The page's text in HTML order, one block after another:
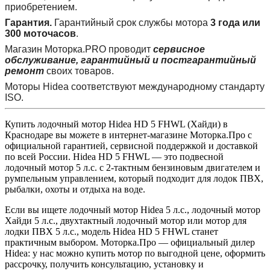
приобретением.
Гарантия. Гарантийный срок службы мотора 3 года или
300 моточасов.
Магазин Моторка.PRO проводит сервисное
обслуживание, гарантийный и постгарантийный
ремонт своих товаров.
Моторы Hidea соответствуют международному стандарту
ISO.
Купить лодочный мотор Hidea HD 5 FHWL (Хайди) в
Краснодаре вы можете в интернет‑магазине Моторка.Про с
официальной гарантией, сервисной поддержкой и доставкой
по всей России. Hidea HD 5 FHWL — это подвесной
лодочный мотор 5 л.с. с 2‑тактным бензиновым двигателем и
румпельным управлением, который подходит для лодок ПВХ,
рыбалки, охоты и отдыха на воде.
Если вы ищете лодочный мотор Hidea 5 л.с., лодочный мотор
Хайди 5 л.с., двухтактный лодочный мотор или мотор для
лодки ПВХ 5 л.с., модель Hidea HD 5 FHWL станет
практичным выбором. Моторка.Про — официальный дилер
Hidea: у нас можно купить мотор по выгодной цене, оформить
рассрочку, получить консультацию, установку и